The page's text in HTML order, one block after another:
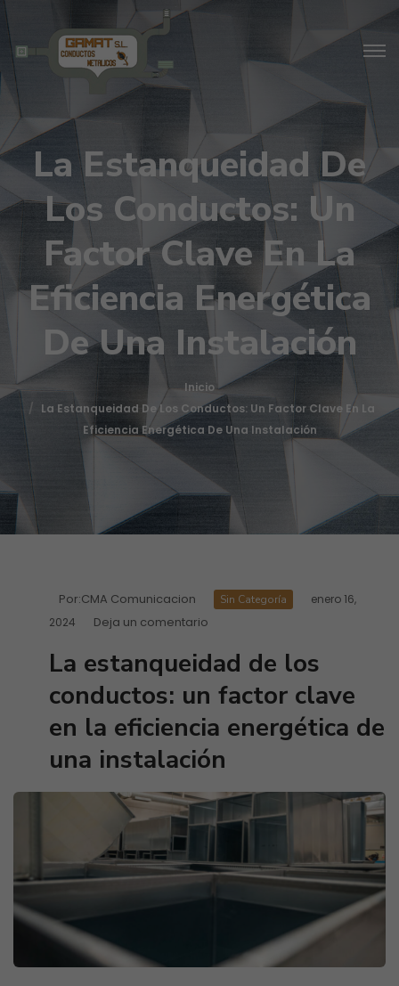
La Estanqueidad De
Los Conductos: Un
Factor Clave En La
Eficiencia Energética
De Una Instalación
Inicio
La Estanqueidad De Los Conductos: Un Factor Clave En La
Eficiencia Energética De Una Instalación
Por:CMA Comunicacion Sin Categoría
enero 16,
2024
Deja un comentario
La estanqueidad de los
conductos: un factor clave
en la eficiencia energética de
una instalación